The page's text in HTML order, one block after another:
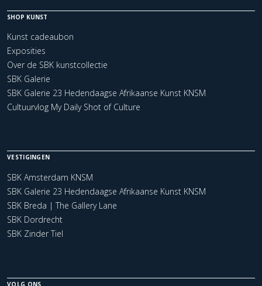
SHOP KUNST
Kunst cadeaubon
Exposities
Over de SBK kunstcollectie
SBK Galerie
SBK Galerie 23 Hedendaagse Afrikaanse Kunst KNSM
Cultuurvlog My Daily Shot of Culture
VESTIGINGEN
SBK Amsterdam KNSM
SBK Galerie 23 Hedendaagse Afrikaanse Kunst KNSM
SBK Breda | The Gallery Lane
SBK Dordrecht
SBK Zinder Tiel